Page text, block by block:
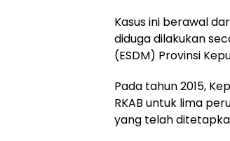
Kasus ini berawal
diduga dilakukan
(ESDM) Provinsi
Pada tahun 2015,
RKAB untuk lima
yang telah